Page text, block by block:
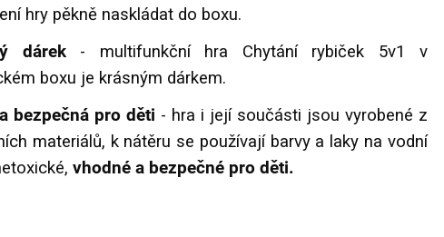
hry pěkně naskládat do boxu.
dárek- multifunkční hra Chytání rybiček 5v1 v
boxu je krásným dárkem.
bezpečná pro děti - hra i její součásti jsou vyrobené z
materiálů, k nátěru se používají barvy a laky na vodní
vhodné a bezpečné pro děti.